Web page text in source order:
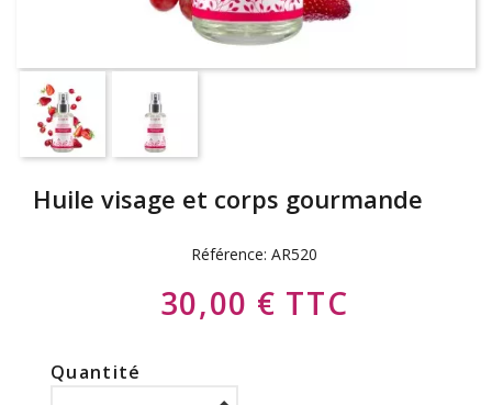
Huile visage et corps gourmande
Référence: AR520
30,00 € TTC
Quantité